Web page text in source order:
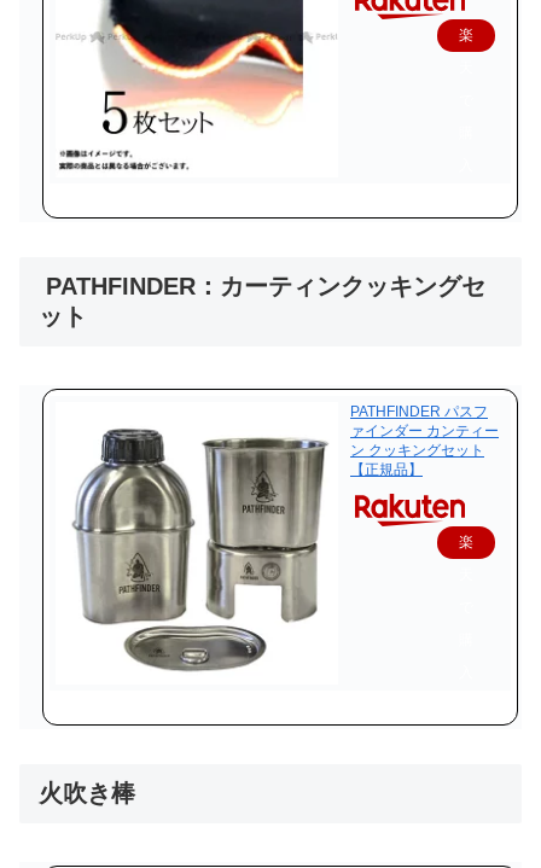
楽
PATHFINDER：カーティンクッキングセ
ット
PATHFINDER パスフ
ァインダー カンティー
ン クッキングセット
【正規品】
楽
火吹き棒